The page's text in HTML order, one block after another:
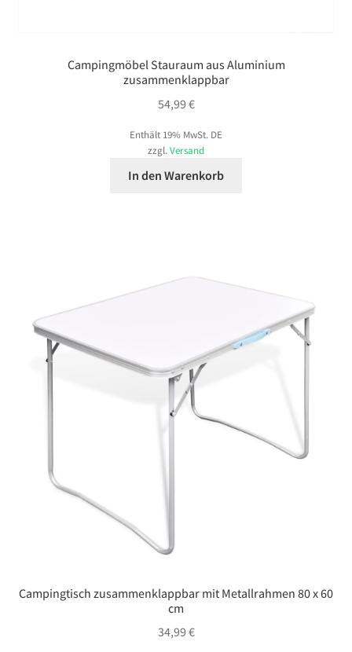
Campingmöbel Stauraum aus Aluminium
zusammenklappbar
54,99 €
Enthält 19% MwSt. DE
zzgl. Versand
In den Warenkorb
Campingtisch zusammenklappbar mit Metallrahmen 80 x 60
cm
34,99 €